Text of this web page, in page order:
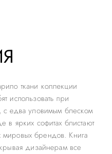
ткани коллекции
использовать при
с едва уловимым блеском
ярких софитах блистают
мировых брендов. Книга
дизайнерам все